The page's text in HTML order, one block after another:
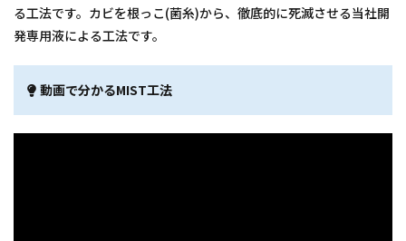
る工法です。カビを根っこ(菌糸)から、徹底的に死滅させる当社開
発専用液による工法です。
動画で分かるMIST工法